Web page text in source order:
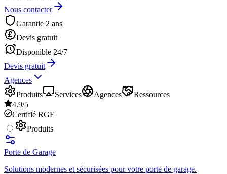
Nous contacter
Garantie 2 ans
Devis gratuit
Disponible 24/7
Devis gratuit
Agences
Produits
Services Agences
Ressources
4.9/5
Certifié RGE
Produits
Porte de Garage
Solutions modernes et sécurisées pour votre porte de garage.